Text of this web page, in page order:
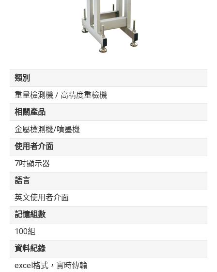
類別
重量檢測機 / 高精度重檢機
相關產品
金屬檢測機/噴墨機
使用者介面
7吋顯示器
語言
英文使用者介面
記憶組數
100組
資料紀錄
excel格式，實時傳輸